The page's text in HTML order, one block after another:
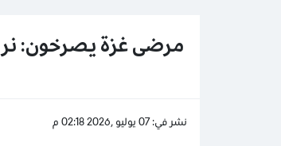
مرضى غزة يصرخون:
نشر في: 07 يوليو ,2026 02:18 م